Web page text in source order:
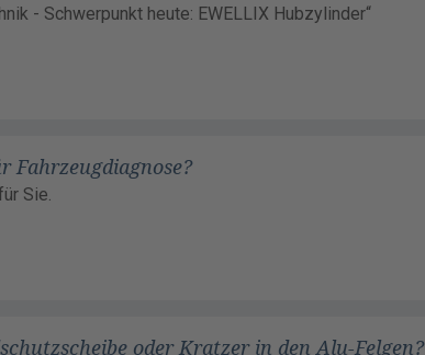
- Schwerpunkt heute: EWELLIX Hubzylinder“
Fahrzeugdiagnose?
Sie.
oder Kratzer in den Alu-Felgen?